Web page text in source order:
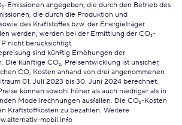
Emissionen angegeben, die durch den Betrieb des
die durch die Produktion und
des Kraftstoffes bzw. der Energieträger
werden, werden bei der Ermittlung der CO₂-
nicht berücksichtigt.
sind künftig Erhöhungen der
Die künftige CO₂, Preisentwicklung ist unsicher,
CO, Kosten anhand von drei angenommenen
01. Juli 2023 bis 30. Juni 2024 berechnet.
können sowohl höher als auch niedriger als in
Modellrechnungen ausfallen. Die CO₂-Kosten
Kraftstoffkosten zu bezahlen. Weitere
mobil.info